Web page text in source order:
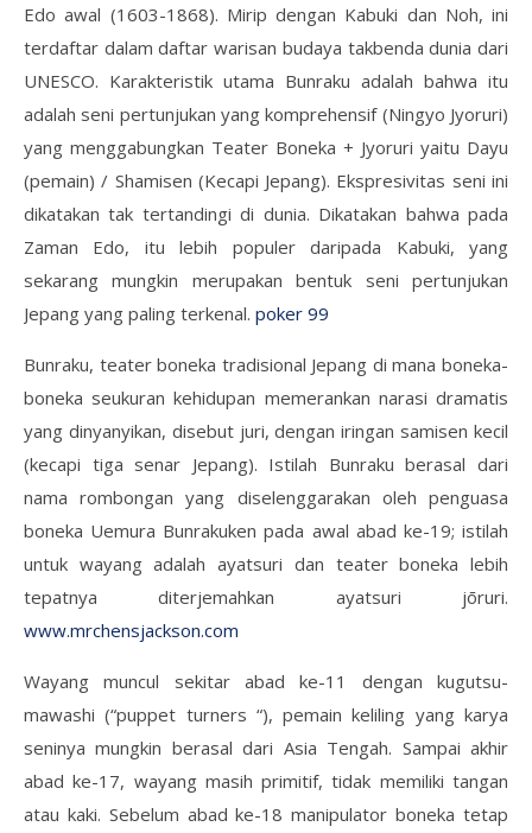
Edo awal (1603-1868). Mirip dengan Kabuki dan Noh, ini
terdaftar dalam daftar warisan budaya takbenda dunia dari
UNESCO. Karakteristik utama Bunraku adalah bahwa itu
adalah seni pertunjukan yang komprehensif (Ningyo Jyoruri)
yang menggabungkan Teater Boneka + Jyoruri yaitu Dayu
(pemain) / Shamisen (Kecapi Jepang). Ekspresivitas seni ini
dikatakan tak tertandingi di dunia. Dikatakan bahwa pada
Zaman Edo, itu lebih populer daripada Kabuki, yang
sekarang mungkin merupakan bentuk seni pertunjukan
Jepang yang paling terkenal. poker 99
Bunraku, teater boneka tradisional Jepang di mana boneka-
boneka seukuran kehidupan memerankan narasi dramatis
yang dinyanyikan, disebut juri, dengan iringan samisen kecil
(kecapi tiga senar Jepang). Istilah Bunraku berasal dari
nama rombongan yang diselenggarakan oleh penguasa
boneka Uemura Bunrakuken pada awal abad ke-19; istilah
untuk wayang adalah ayatsuri dan teater boneka lebih
tepatnya diterjemahkan ayatsuri jōruri.
www.mrchensjackson.com
Wayang muncul sekitar abad ke-11 dengan kugutsu-
mawashi (“puppet turners “), pemain keliling yang karya
seninya mungkin berasal dari Asia Tengah. Sampai akhir
abad ke-17, wayang masih primitif, tidak memiliki tangan
atau kaki. Sebelum abad ke-18 manipulator boneka tetap